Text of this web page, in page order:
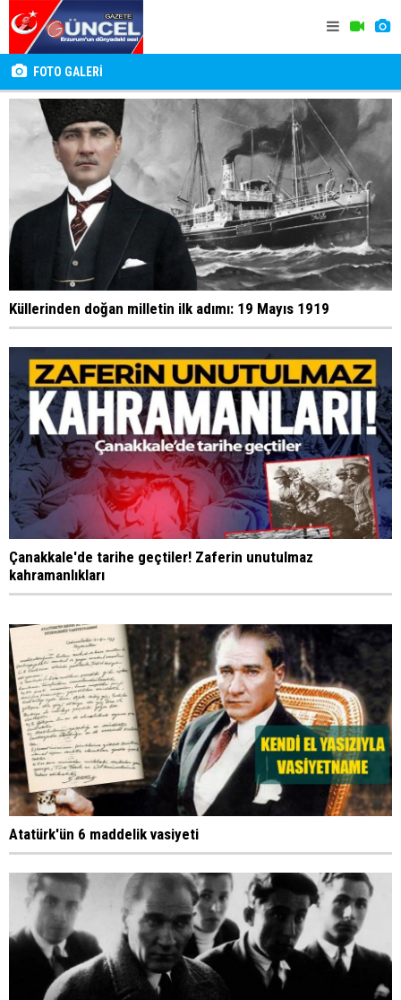
FOTO GALERİ
Küllerinden doğan milletin ilk adımı: 19 Mayıs 1919
Çanakkale'de tarihe geçtiler! Zaferin unutulmaz
kahramanlıkları
Atatürk'ün 6 maddelik vasiyeti